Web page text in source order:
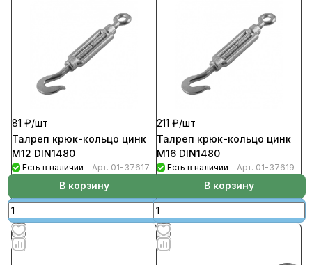
81 ₽/шт
Талреп крюк-кольцо цинк
М12 DIN1480
Есть в наличии Арт. 01-37617
В корзину
211 ₽/шт
Талреп крюк-кольцо цинк
М16 DIN1480
Есть в наличии Арт. 01-37619
В корзину